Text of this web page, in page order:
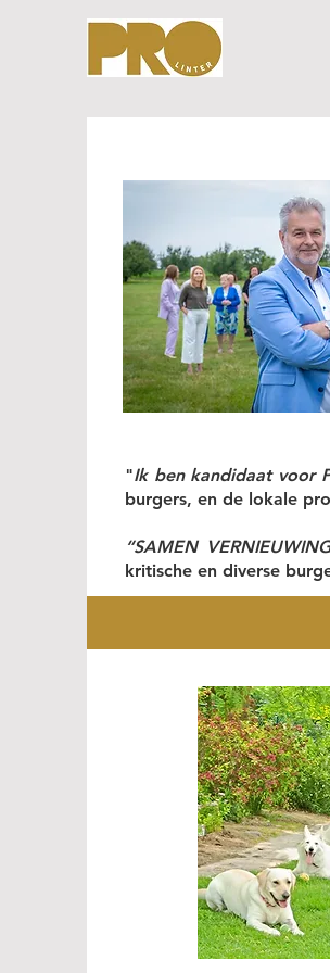
​"Ik ben kandidaat voor
burgers, en de lokale
“SAMEN
kritische en diverse